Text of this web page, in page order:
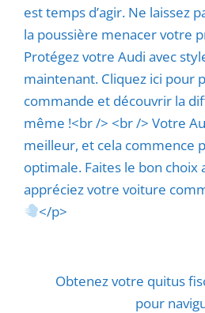
est temps d’agir. Ne laissez
la poussière menacer votre
Protégez votre Audi avec
maintenant. Cliquez ici pour
commande et découvrir la
même !<br /> <br /> Votre
meilleur, et cela commence
optimale. Faites le bon choix
appréciez votre voiture
</p>
Obtenez votre quitus
pour